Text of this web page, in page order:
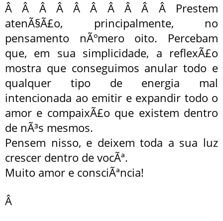
Â Â Â Â Â Â Â Â Â Â Prestem
atenÃ§Ã£o, principalmente, no
pensamento nÃºmero oito. Percebam
que, em sua simplicidade, a reflexÃ£o
mostra que conseguimos anular todo e
qualquer tipo de energia mal
intencionada ao emitir e expandir todo o
amor e compaixÃ£o que existem dentro
de nÃ³s mesmos.
Pensem nisso, e deixem toda a sua luz
crescer dentro de vocÃª.
Muito amor e consciÃªncia!
Â